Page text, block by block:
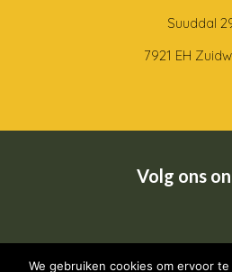
Suuddal
7921 EH
Volg ons
Wij zijn een CRKBO
We gebruiken cookies om ervoor